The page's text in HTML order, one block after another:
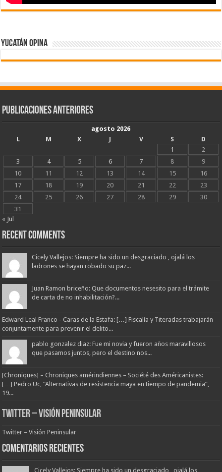
Yucatán Opina
Publicaciones Anteriores
agosto 2026
L
M X J V S
D
1
2
3
4 5 6 7 8
9
10
11 12 13 14 15
16
17
18 19 20 21 22
23
24
25 26 27 28 29
30
31
« Jul
Recent Comments
Cicely Vallejos: Siempre ha sido un desgraciado , ojalá los
ladrones se hayan robado su paz...
Juan Ramon briceño: Que documentos nesesito para el trámite
de carta de no inhabilitación?...
Edward Leal Franco - Caras de la Estafa: […] Fiscalía y Titeradas trabajarán
conjuntamente para prevenir el delito...
pablo gonzalez diaz: Fue mi novia y fueron años maravillosos
que pasamos juntos, pero el destino nos...
[Chroniques] – Chroniques amérindiennes – Société des Américanistes:
[…] Pedro Uc, “Alternativas de resistencia maya en tiempo de pandemia”,
19...
Twitter – Visión Peninsular
Twitter – Visión Peninsular
Comentarios Recientes
Cicely Vallejos: Siempre ha sido un desgraciado , ojalá los